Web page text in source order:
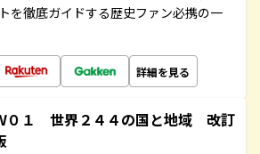
を徹底ガイドする歴史ファン必携の一
詳細を見る
０１ 世界２４４の国と地域 改訂